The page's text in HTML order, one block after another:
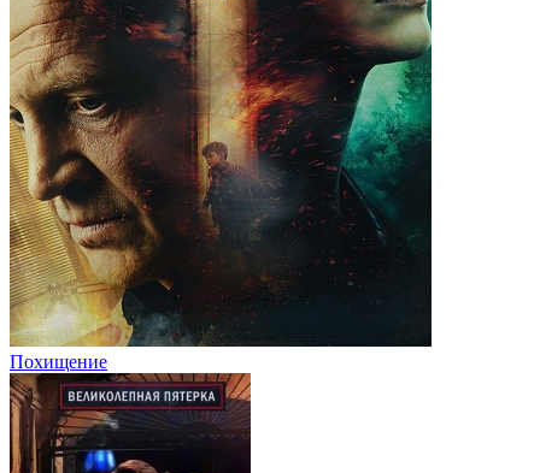
Похищение